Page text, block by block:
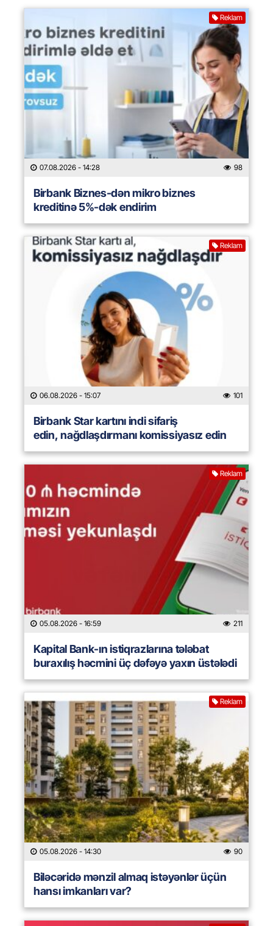
Reklam
07.08.2026 - 14:28 98
Birbank Biznes-dən mikro biznes
kreditinə 5%-dək endirim
Reklam
06.08.2026 - 15:07 101
Birbank Star kartını indi sifariş
edin, nağdlaşdırmanı komissiyasız edin
Reklam
05.08.2026 - 16:59 211
Kapital Bank-ın istiqrazlarına tələbat
buraxılış həcmini üç dəfəyə yaxın üstələdi
Reklam
05.08.2026 - 14:30 90
Biləcəridə mənzil almaq istəyənlər üçün
hansı imkanları var?